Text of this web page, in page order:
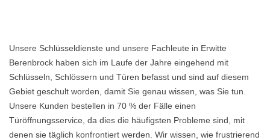
Unsere Schlüsseldienste und unsere Fachleute in Erwitte
Berenbrock haben sich im Laufe der Jahre eingehend mit
Schlüsseln, Schlössern und Türen befasst und sind auf diesem
Gebiet geschult worden, damit Sie genau wissen, was Sie tun.
Unsere Kunden bestellen in 70 % der Fälle einen
Türöffnungsservice, da dies die häufigsten Probleme sind, mit
denen sie täglich konfrontiert werden. Wir wissen, wie frustrierend